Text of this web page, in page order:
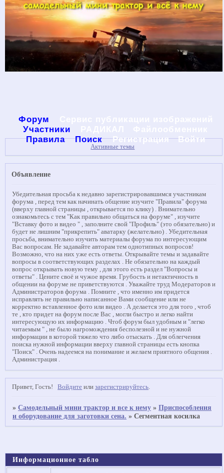
Форум
Участники
Правила
Поиск Регистрация Войти
Активные темы
Объявление
Убедительная просьба к недавно зарегистрировавшимся участникам
форума , перед тем как начинать общение изучите "Правила" форума
(вверху главной страницы , открывается по клику) . Внимательно
ознакомьтесь с тем "Как правильно общаться на форуме" , изучите
"Вставку фото и видео " , заполните свой "Профиль" (это обязательно) и
будет не лишним "прикрепить" аватарку (желательно) . Убедительная
просьба, внимательно изучить материалы форума по интересующим
Вас вопросам. Не задавайте авторам тем однотипных вопросов!
Возможно, что на них уже есть ответы. Открывайте темы и задавайте
вопросы в соответствующих разделах . Не обязательно на каждый
вопрос открывать новую тему , для этого есть раздел "Вопросы и
ответы" . Цените своё и чужое время. Грубость и нетактичность в
общении на форуме не приветствуются . Уважайте труд Модераторов и
Администраторов форума . Помните , что именно им придется
исправлять не правильно написанное Вами сообщение или не
корректно вставленное фото или видео . А делается это для того , чтоб
те , кто придет на форум после Вас , могли быстро и легко найти
интересующую их информацию . Чтоб форум был удобным и "легко
читаемым " , не было нагромождения бесполезной и не нужной
информации в которой тяжело что либо отыскать . Для облегчения
поиска нужной информации вверху главной страницы есть кнопка
"Поиск" . Очень надеемся на понимание и желаем приятного общения .
Администрация .
Привет, Гость! Войдите илизарегистрируйтесь.
»Самодельный мини трактор и все к нему »Приспособления
и оборудование для заготовки сена. »Сегментная косилка
Информационное табло